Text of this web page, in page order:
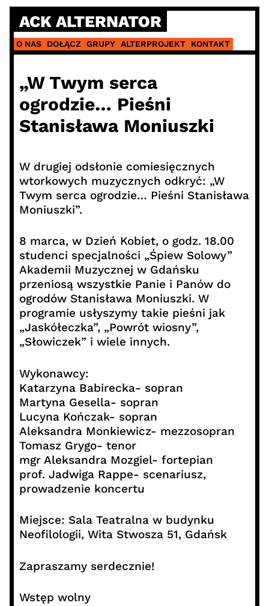
Skip
content
ACK ALTERNATOR
O NAS DOŁĄCZ GRUPY ALTERPROJEKT KONTAKT
„W Twym serca
ogrodzie… Pieśni
Stanisława Moniuszki
W drugiej odsłonie comiesięcznych
wtorkowych muzycznych odkryć: „W
Twym serca ogrodzie… Pieśni Stanisława
Moniuszki”.
8 marca, w Dzień Kobiet, o godz. 18.00
studenci specjalności „Śpiew Solowy”
Akademii Muzycznej w Gdańsku
przeniosą wszystkie Panie i Panów do
ogrodów Stanisława Moniuszki. W
programie usłyszymy takie pieśni jak
„Jaskółeczka”, „Powrót wiosny”,
„Słowiczek” i wiele innych.
Wykonawcy:
Katarzyna Babirecka- sopran
Martyna Gesella- sopran
Lucyna Kończak- sopran
Aleksandra Monkiewicz- mezzosopran
Tomasz Grygo- tenor
mgr Aleksandra Mozgiel- fortepian
prof. Jadwiga Rappe- scenariusz,
prowadzenie koncertu
Miejsce: Sala Teatralna w budynku
Neofilologii, Wita Stwosza 51, Gdańsk
Zapraszamy serdecznie!
Wstęp wolny